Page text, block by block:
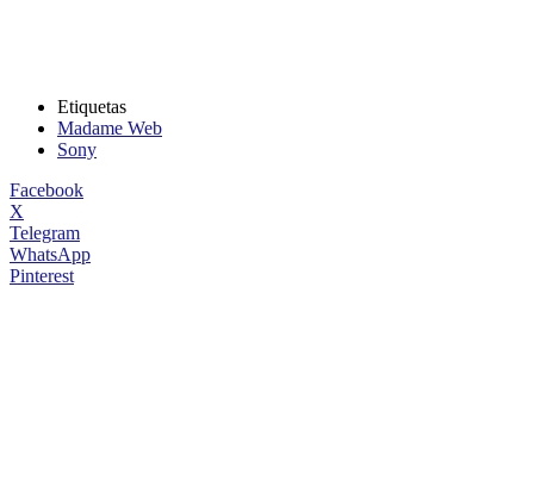
Etiquetas
Madame Web
Sony
Facebook
X
Telegram
WhatsApp
Pinterest